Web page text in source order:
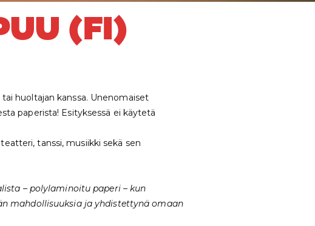
(FI)
huoltajan kanssa. Unenomaiset
paperista! Esityksessä ei käytetä
tanssi, musiikki sekä sen
– polylaminoitu paperi – kun
mahdollisuuksia ja yhdistettynä omaan